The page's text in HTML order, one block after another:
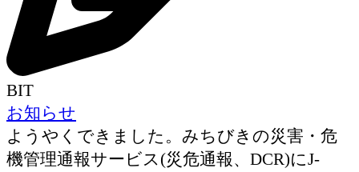
BIT
お知らせ
ようやくできました。みちびきの災害・危
機管理通報サービス(災危通報、DCR)にJ-